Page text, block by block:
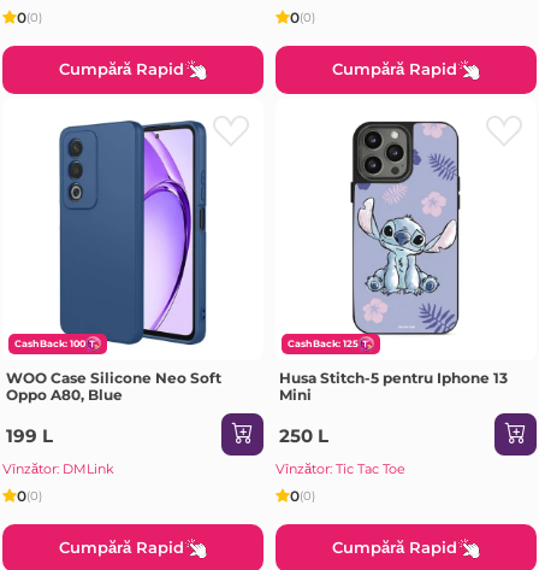
0(0)
Cumpără Rapid
0(0)
Cumpără Rapid
CashBack: 100
WOO Case Silicone Neo Soft
Oppo A80, Blue
199 L
Vînzător: DMLink
0(0)
Cumpără Rapid
CashBack: 125
Husa Stitch-5 pentru Iphone 13
Mini
250 L
Vînzător: Tic Tac Toe
0(0)
Cumpără Rapid